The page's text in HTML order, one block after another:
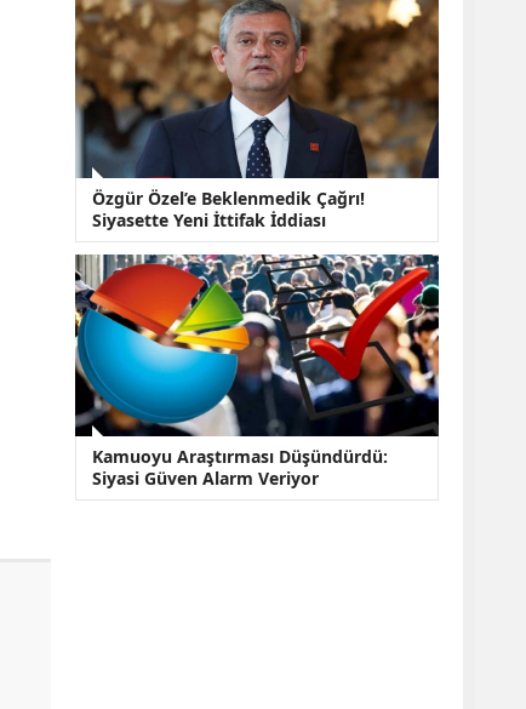
Özgür Özel’e Beklenmedik Çağrı!
Siyasette Yeni İttifak İddiası
Kamuoyu Araştırması Düşündürdü:
Siyasi Güven Alarm Veriyor